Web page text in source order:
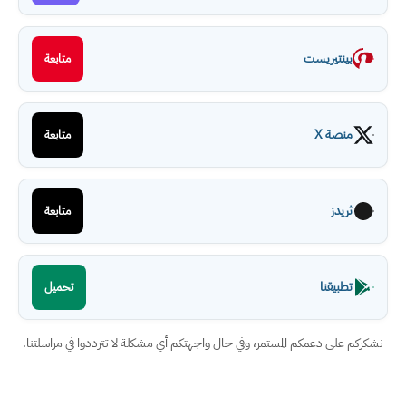
بينتيريست متابعة
منصة X متابعة
ثريدز متابعة
تطبيقنا تحميل
نشكركم على دعمكم المستمر، وفي حال واجهتكم أي مشكلة لا تترددوا في مراسلتنا.